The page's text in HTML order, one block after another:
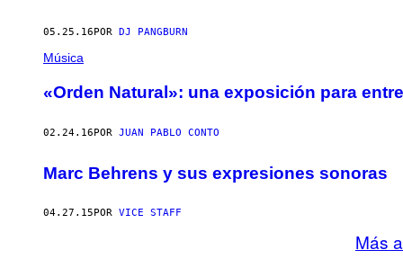
05.25.16 POR DJ PANGBURN
Música
«Orden Natural»: una exposición para
02.24.16POR JUAN PABLO CONTO
Marc Behrens y sus expresiones sonoras
04.27.15 POR VICE STAFF
Más